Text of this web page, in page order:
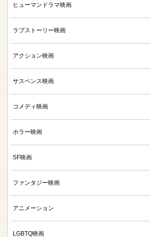
ヒューマンドラマ映画
ラブストーリー映画
アクション映画
サスペンス映画
コメディ映画
ホラー映画
SF映画
ファンタジー映画
アニメーション
LGBTQ映画